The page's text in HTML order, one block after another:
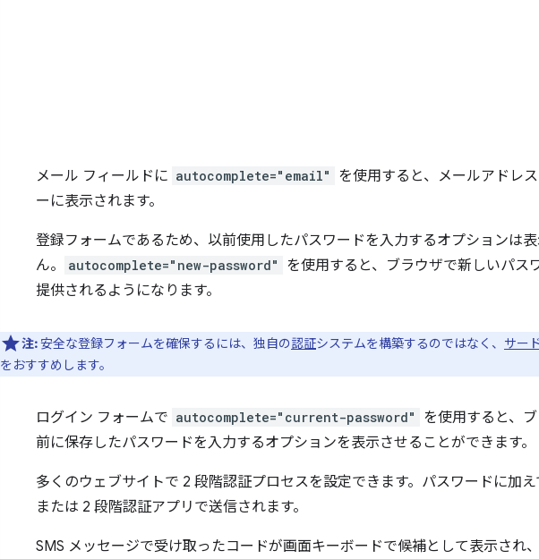
メール フィールドに autocomplete="email"
を使用すると、メールアドレ
ーに表示されます。
登録フォームであるため、以前使用したパスワードを入力するオプションは
ん。
autocomplete="new-password"
を使用すると、ブラウザで新しいパス
提供されるようになります。
注:安全な登録フォームを確保するには、独自の認証システムを構築するのではなく、 サー
をおすすめします。
ログイン フォームで autocomplete="current-password"
を使用すると、
前に保存したパスワードを入力するオプションを表示させることができます。
多くのウェブサイトで 2 段階認証プロセスを設定できます。パスワードに加
または 2 段階認証アプリで送信されます。
SMS メッセージで受け取ったコードが画面キーボードで候補として表示され